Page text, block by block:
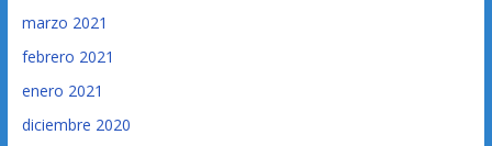
marzo 2021
febrero 2021
enero 2021
diciembre 2020